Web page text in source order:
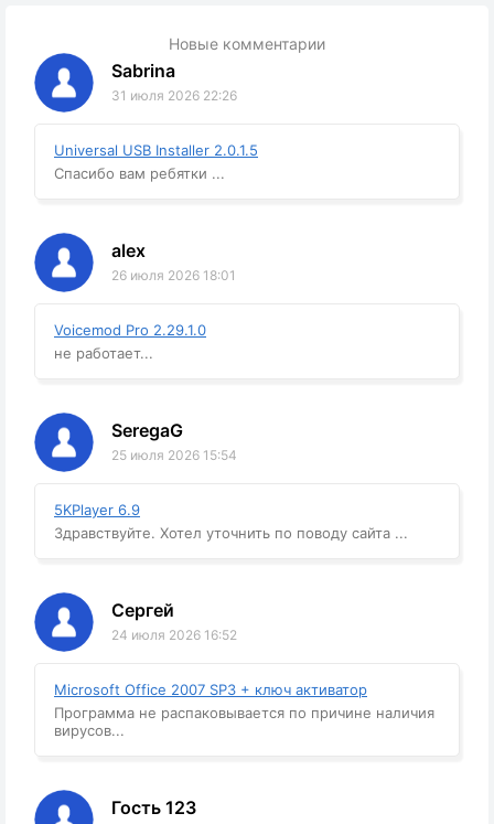
Новые комментарии
Sabrina
31 июля 2026 22:26
Universal USB Installer 2.0.1.5
Спасибо вам ребятки ...
alex
26 июля 2026 18:01
Voicemod Pro 2.29.1.0
не работает...
SeregaG
25 июля 2026 15:54
5KPlayer 6.9
Здравствуйте. Хотел уточнить по поводу сайта ...
Сергей
24 июля 2026 16:52
Microsoft Office 2007 SP3 + ключ активатор
Программа не распаковывается по причине наличия
вирусов...
Гость 123